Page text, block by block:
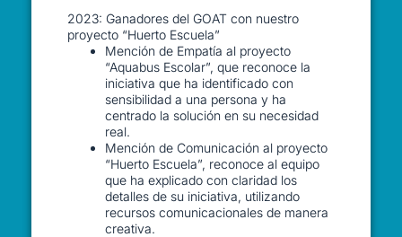
2023: Ganadores del GOAT con nuestro
proyecto “Huerto Escuela”
Mención de Empatía al proyecto
“Aquabus Escolar”, que reconoce la
iniciativa que ha identificado con
sensibilidad a una persona y ha
centrado la solución en su necesidad
real.
Mención de Comunicación al proyecto
“Huerto Escuela”, reconoce al equipo
que ha explicado con claridad los
detalles de su iniciativa, utilizando
recursos comunicacionales de manera
creativa.